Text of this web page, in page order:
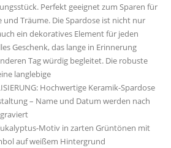
Perfekt geeignet zum Sparen für
und Träume. Die Spardose ist nicht nur
ein dekoratives Element für jeden
Geschenk, das lange in Erinnerung
Tag würdig begleitet. Die robuste
langlebige
Hochwertige Keramik-Spardose
– Name und Datum werden nach
Motiv in zarten Grüntönen mit
auf weißem Hintergrund